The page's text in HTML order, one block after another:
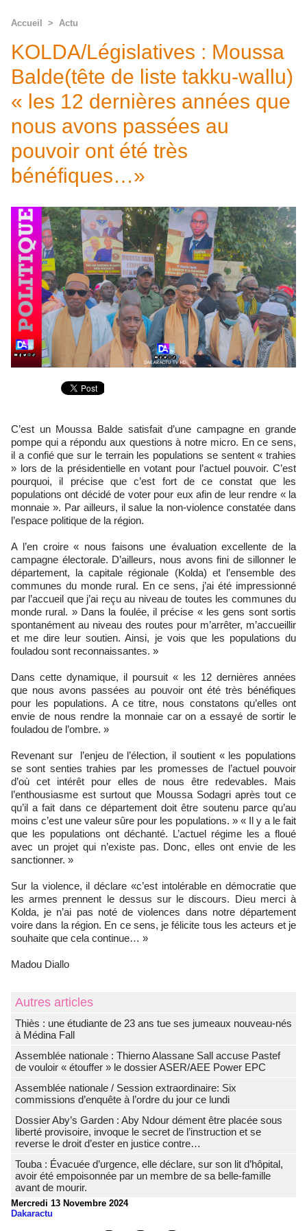
Accueil > Actu
KOLDA/Législatives : Moussa
Balde(tête de liste takku-wallu)
« les 12 dernières années que
nous avons passées au
pouvoir ont été très
bénéfiques…»
C’est un Moussa Balde satisfait d’une campagne en grande
pompe qui a répondu aux questions à notre micro. En ce sens,
il a confié que sur le terrain les populations se sentent « trahies
» lors de la présidentielle en votant pour l’actuel pouvoir. C’est
pourquoi, il précise que c’est fort de ce constat que les
populations ont décidé de voter pour eux afin de leur rendre « la
monnaie ». Par ailleurs, il salue la non-violence constatée dans
l’espace politique de la région.
A l’en croire « nous faisons une évaluation excellente de la
campagne électorale. D’ailleurs, nous avons fini de sillonner le
département, la capitale régionale (Kolda) et l’ensemble des
communes du monde rural. En ce sens, j’ai été impressionné
par l’accueil que j’ai reçu au niveau de toutes les communes du
monde rural. » Dans la foulée, il précise « les gens sont sortis
spontanément au niveau des routes pour m’arrêter, m’accueillir
et me dire leur soutien. Ainsi, je vois que les populations du
fouladou sont reconnaissantes. »
Dans cette dynamique, il poursuit « les 12 dernières années
que nous avons passées au pouvoir ont été très bénéfiques
pour les populations. A ce titre, nous constatons qu’elles ont
envie de nous rendre la monnaie car on a essayé de sortir le
fouladou de l’ombre. »
Revenant sur l’enjeu de l’élection, il soutient « les populations
se sont senties trahies par les promesses de l’actuel pouvoir
d’où cet intérêt pour elles de nous être redevables. Mais
l’enthousiasme est surtout que Moussa Sodagri après tout ce
qu’il a fait dans ce département doit être soutenu parce qu’au
moins c’est une valeur sûre pour les populations. » « Il y a le fait
que les populations ont déchanté. L’actuel régime les a floué
avec un projet qui n’existe pas. Donc, elles ont envie de les
sanctionner. »
Sur la violence, il déclare «c’est intolérable en démocratie que
les armes prennent le dessus sur le discours. Dieu merci à
Kolda, je n’ai pas noté de violences dans notre département
voire dans la région. En ce sens, je félicite tous les acteurs et je
souhaite que cela continue… »
Madou Diallo
Autres articles
Thiès : une étudiante de 23 ans tue ses jumeaux nouveau-nés
à Médina Fall
Assemblée nationale : Thierno Alassane Sall accuse Pastef
de vouloir « étouffer » le dossier ASER/AEE Power EPC
Assemblée nationale / Session extraordinaire: Six
commissions d’enquête à l’ordre du jour ce lundi
Dossier Aby’s Garden : Aby Ndour dément être placée sous
liberté provisoire, invoque le secret de l’instruction et se
reverse le droit d’ester en justice contre…
Touba : Évacuée d’urgence, elle déclare, sur son lit d’hôpital,
avoir été empoisonnée par un membre de sa belle-famille
avant de mourir.
Mercredi 13 Novembre 2024
Dakaractu